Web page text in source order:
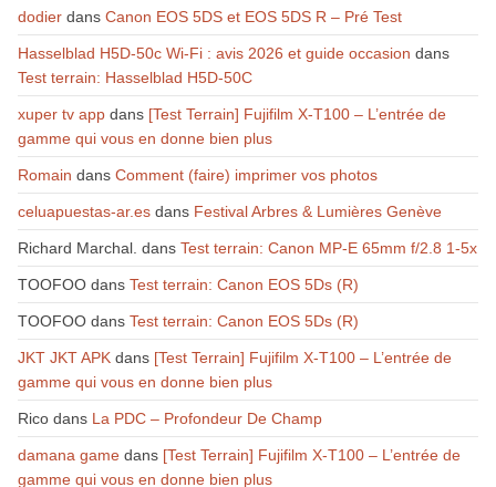
dodierdans Canon EOS 5DS et EOS 5DS R – Pré Test
Hasselblad H5D-50c Wi-Fi : avis 2026 et guide occasion dans
Test terrain: Hasselblad H5D-50C
xuper tv appdans [Test Terrain] Fujifilm X-T100 – L’entrée de
gamme qui vous en donne bien plus
Romain dans Comment (faire) imprimer vos photos
celuapuestas-ar.esdans Festival Arbres & Lumières Genève
Richard Marchal. dans Test terrain: Canon MP-E 65mm f/2.8 1-5x
TOOFOOdans Test terrain: Canon EOS 5Ds (R)
TOOFOOdans Test terrain: Canon EOS 5Ds (R)
JKT JKT APKdans [Test Terrain] Fujifilm X-T100 – L’entrée de
gamme qui vous en donne bien plus
Ricodans La PDC – Profondeur De Champ
damana gamedans [Test Terrain] Fujifilm X-T100 – L’entrée de
gamme qui vous en donne bien plus